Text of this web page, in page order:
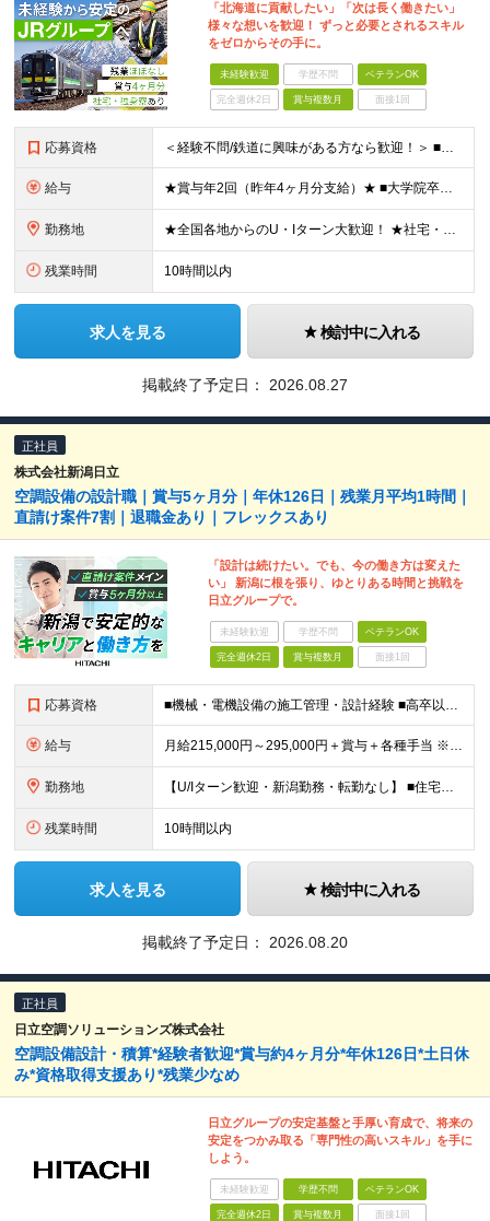
「北海道に貢献したい」「次は長く働きたい」
様々な想いを歓迎！ ずっと必要とされるスキル
をゼロからその手に。
未経験歓迎 学歴不問 ベテランOK
完全週休2日 賞与複数月 面接1回
応募資格 ＜経験不問/鉄道に興味がある方なら歓迎！＞ ■高卒以上 ■社会人経験がある方 ※住宅補給金制度あり ※業種・職種未経験歓迎 ※第二新卒歓迎 ※社会人経験10年以上歓迎
給与 ★賞与年2回（昨年4ヶ月分支給）★ ■大学院卒：月給22万7,226円以上 ■大学卒：月給21万5,690円以上 ■高専卒：月給20万6,317円以上 ■高卒以上：月給19万8,489円以上 ※上記
勤務地 ★全国各地からのU・Iターン大歓迎！ ★社宅・独身寮、住宅補給金あり ※転居を伴う転勤あり ※希望者は社宅及び独身寮（30歳年度末まで）に入居可能 JR北海道が運営する北海道内各地の 運転所・工場・
残業時間 10時間以内
求人を見る 検討中に入れる
掲載終了予定日： 2026.08.27
正社員
株式会社新潟日立
空調設備の設計職｜賞与5ヶ月分｜年休126日｜残業月平均1時間｜
直請け案件7割｜退職金あり｜フレックスあり
「設計は続けたい。でも、今の働き方は変えた
い」 新潟に根を張り、ゆとりある時間と挑戦を
日立グループで。
未経験歓迎 学歴不問 ベテランOK
完全週休2日 賞与複数月 面接1回
応募資格 ■機械・電機設備の施工管理・設計経験 ■高卒以上 ≪このような方はぜひご応募ください≫ ◎安定企業に腰を据えて長く働きたい方 ◎新潟エリアで家庭と両立しながら働きたい方 ◎幅広い分野の設計に携わり、
給与 月給215,000円～295,000円＋賞与＋各種手当 ※前職のご経験やスキルを考慮して決定いたします ※残業代は全額支給いたします ※試用期間3ヶ月（期間中は有給休暇の取得のみ対象外となります）
勤務地 【U/Iターン歓迎・新潟勤務・転勤なし】 ■住宅手当支給や社宅制度あり ■車通勤OK 本社：新潟県新潟市東区竹尾卸新町752番地10 (変更の範囲)上記を除く当社関連勤務地
残業時間 10時間以内
求人を見る 検討中に入れる
掲載終了予定日： 2026.08.20
正社員
日立空調ソリューションズ株式会社
空調設備設計・積算*経験者歓迎*賞与約4ヶ月分*年休126日*土日休
み*資格取得支援あり*残業少なめ
日立グループの安定基盤と手厚い育成で、将来の
安定をつかみ取る「専門性の高いスキル」を手に
しよう。
未経験歓迎 学歴不問 ベテランOK
完全週休2日 賞与複数月 面接1回